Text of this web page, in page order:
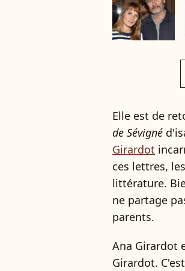
Elle est de
de Sévigné
Girardot
ces lettres,
littérature.
ne partage
parents.
Ana Girardot
Girardot.